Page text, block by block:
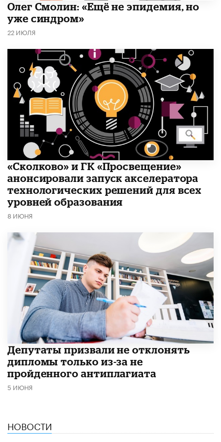
​Олег Смолин: «Ещё не эпидемия, но
уже синдром»
22 ИЮЛЯ
«Сколково» и ГК «Просвещение»
анонсировали запуск акселератора
технологических решений для всех
уровней образования
8 ИЮНЯ
Депутаты призвали не отклонять
дипломы только из-за не
пройденного антиплагиата
5 ИЮНЯ
НОВОСТИ